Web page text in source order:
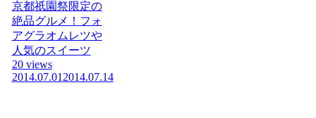
京都祇園祭限定の
絶品グルメ！フォ
アグラオムレツや
人気のスイーツ
20 views
2014.07.01 2014.07.14